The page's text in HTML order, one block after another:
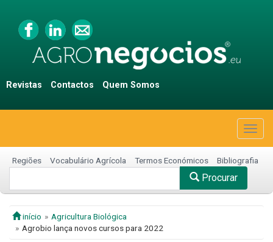
Revistas Contactos Quem Somos
Regiões Vocabulário Agrícola Termos Económicos Bibliografia
Procurar
início
Agricultura Biológica
Agrobio lança novos cursos para 2022